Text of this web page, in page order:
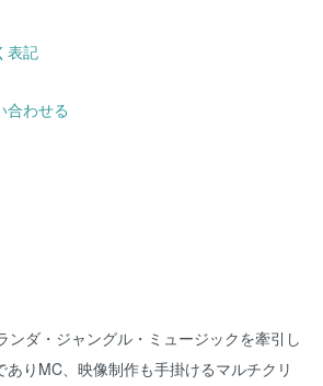
表記
合わせる
ンダ・ジャングル・ミュージックを牽引し
ありMC、映像制作も手掛けるマルチクリ